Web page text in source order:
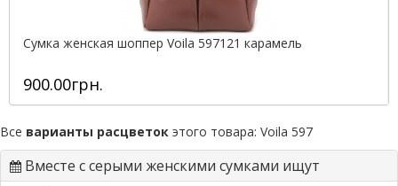
Сумка женская шоппер Voila 597121 карамель
900.00грн.
Все варианты расцветок этого товара: Voila 597
Вместе с серыми женскими сумками ищут